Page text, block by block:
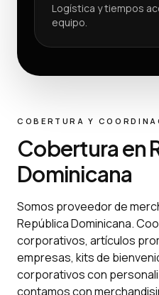
Logística y tiempos
equipo.
COBERTURA Y
Cobertura en
Dominicana
Somos proveedor de
República Dominicana.
corporativos, artículos
empresas, kits de
corporativos con
contamos con